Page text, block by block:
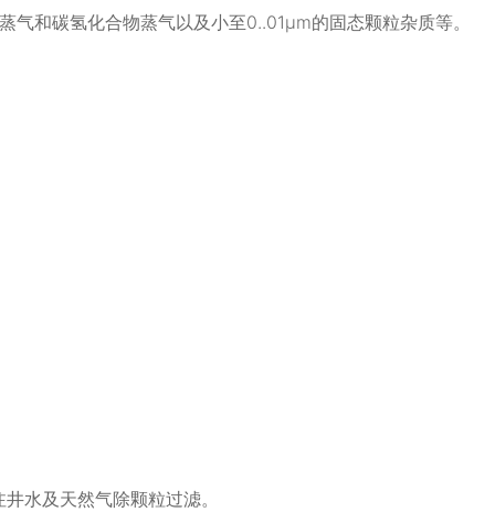
和碳氢化合物蒸气以及小至0..01μm的固态颗粒杂质等。
水及天然气除颗粒过滤。